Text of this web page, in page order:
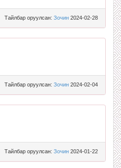
Тайлбар оруулсан: Зочин 2024-02-28
Тайлбар оруулсан: Зочин 2024-02-04
Тайлбар оруулсан: Зочин 2024-01-22